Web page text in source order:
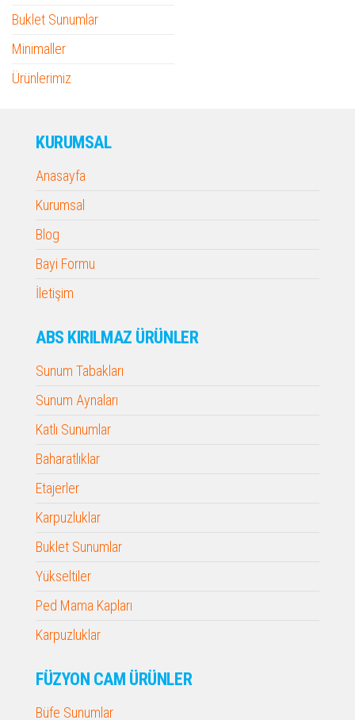
Buklet Sunumlar
Minimaller
Ürünlerimiz
KURUMSAL
Anasayfa
Kurumsal
Blog
Bayi Formu
İletişim
ABS KIRILMAZ ÜRÜNLER
Sunum Tabakları
Sunum Aynaları
Katlı Sunumlar
Baharatlıklar
Etajerler
Karpuzluklar
Buklet Sunumlar
Yükseltiler
Ped Mama Kapları
Karpuzluklar
FÜZYON CAM ÜRÜNLER
Büfe Sunumlar